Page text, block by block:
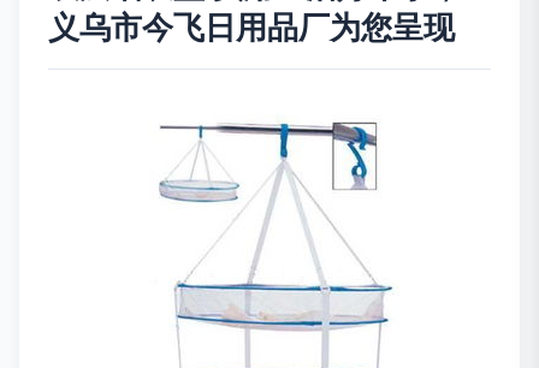
义乌市今飞日用品厂为您呈现